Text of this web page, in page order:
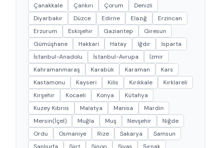
Çanakkale
Çankırı Çorum
Denizli
Diyarbakır
Düzce Edirne Elazığ
Erzincan
Erzurum
Eskişehir Gaziantep
Giresun
Gümüşhane
Hakkari Hatay Iğdır
Isparta
İstanbul-Anadolu
İstanbul-Avrupa
İzmir
Kahramanmaraş
Karabük Karaman
Kars
Kastamonu
Kayseri Kilis Kırıkkale
Kırklareli
Kırşehir
Kocaeli Konya
Kütahya
Kuzey Kıbrııs
Malatya Manisa
Mardin
Mersin(İçel)
Muğla Muş Nevşehir
Niğde
Ordu
Osmaniye Rize Sakarya
Samsun